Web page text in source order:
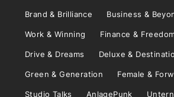
Brand & Brilliance Business &
Work & Winning Finance &
Drive & Dreams Deluxe &
Green & Generation Female &
Studio Talks AnlagePunk